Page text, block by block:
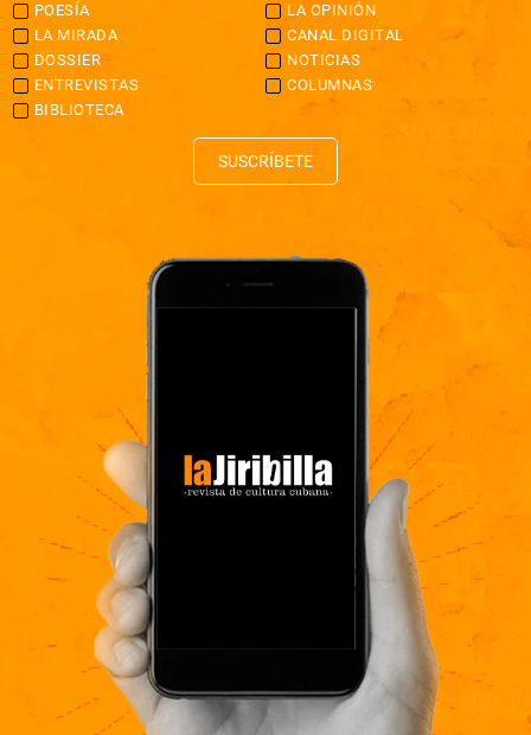
POESÍA
LA OPINIÓN
LA MIRADA
CANAL DIGITAL
DOSSIER
NOTICIAS
ENTREVISTAS
COLUMNAS
BIBLIOTECA
SUSCRÍBETE